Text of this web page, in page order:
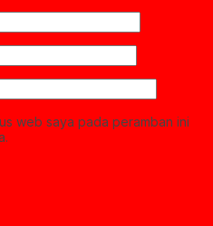
web saya pada peramban ini